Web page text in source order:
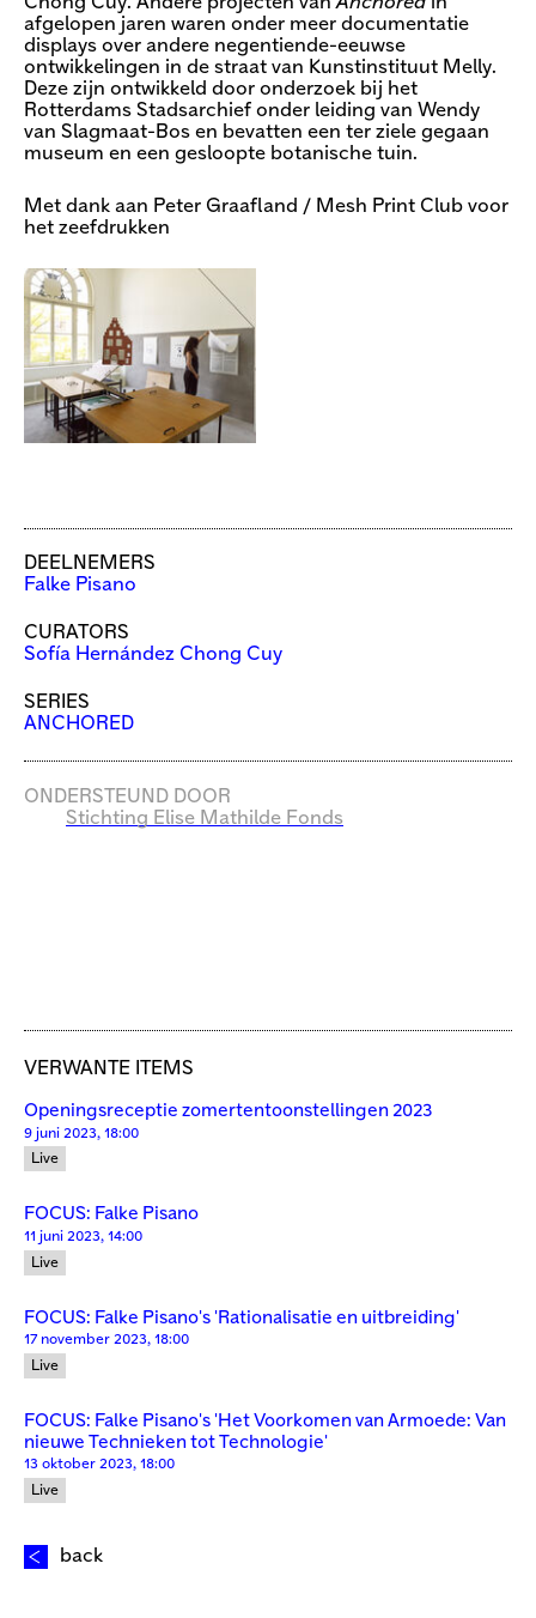
afgelopen jaren waren onder meer documentatie
displays over andere negentiende-eeuwse
ontwikkelingen in de straat van Kunstinstituut Melly.
Deze zijn ontwikkeld door onderzoek bij het
Rotterdams Stadsarchief onder leiding van Wendy
van Slagmaat-Bos en bevatten een ter ziele gegaan
museum en een gesloopte botanische tuin.
Met dank aan Peter Graafland / Mesh Print Club voor
het zeefdrukken
DEELNEMERS
Falke Pisano
CURATORS
Sofía Hernández Chong Cuy
SERIES
ANCHORED
ONDERSTEUND DOOR
Stichting Elise Mathilde Fonds
VERWANTE ITEMS
Openingsreceptie zomertentoonstellingen 2023
9 juni 2023, 18:00
Live
FOCUS: Falke Pisano
11 juni 2023, 14:00
Live
FOCUS: Falke Pisano's 'Rationalisatie en uitbreiding'
17 november 2023, 18:00
Live
FOCUS: Falke Pisano's 'Het Voorkomen van Armoede: Van
nieuwe Technieken tot Technologie'
13 oktober 2023, 18:00
Live
back